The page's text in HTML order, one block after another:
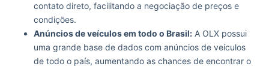
contato direto, facilitando a negociação de preços e
condições.
Anúncios de veículos em todo o Brasil: A OLX possui
uma grande base de dados com anúncios de veículos
de todo o país, aumentando as chances de encontrar o